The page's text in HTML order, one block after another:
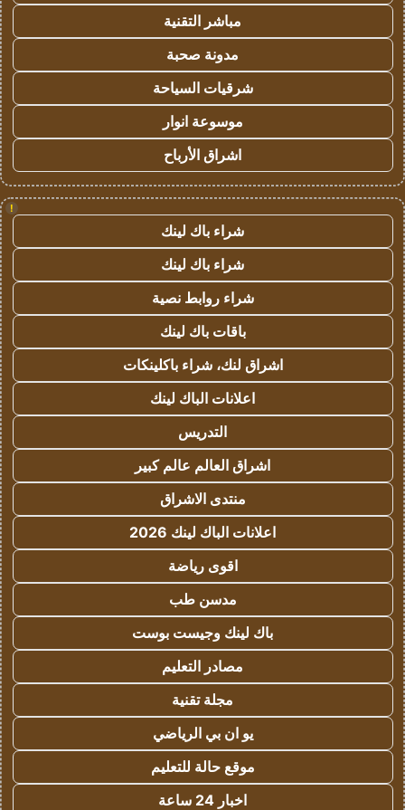
مباشر التقنية
مدونة صحبة
شرقيات السياحة
موسوعة انوار
اشراق الأرباح
!
شراء باك لينك
شراء باك لينك
شراء روابط نصية
باقات باك لينك
اشراق لنك، شراء باكلينكات
اعلانات الباك لينك
التدريس
اشراق العالم عالم كبير
منتدى الاشراق
اعلانات الباك لينك 2026
اقوى رياضة
مدسن طب
باك لينك وجيست بوست
مصادر التعليم
مجلة تقنية
يو ان بي الرياضي
موقع حالة للتعليم
اخبار 24 ساعة